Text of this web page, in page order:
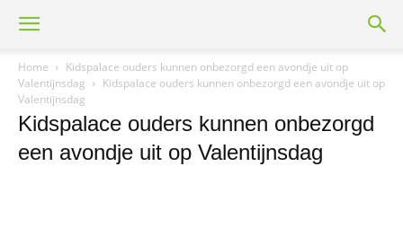
Home
Kidspalace ouders kunnen onbezorgd een avondje uit op
Valentijnsdag
Kidspalace ouders kunnen onbezorgd een avondje uit op
Valentijnsdag
Kidspalace ouders kunnen onbezorgd
een avondje uit op Valentijnsdag